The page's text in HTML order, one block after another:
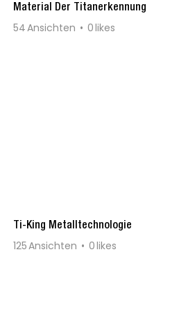
Material Der Titanerkennung
54Ansichten 0likes
Ti-King Metalltechnologie
125Ansichten 0likes